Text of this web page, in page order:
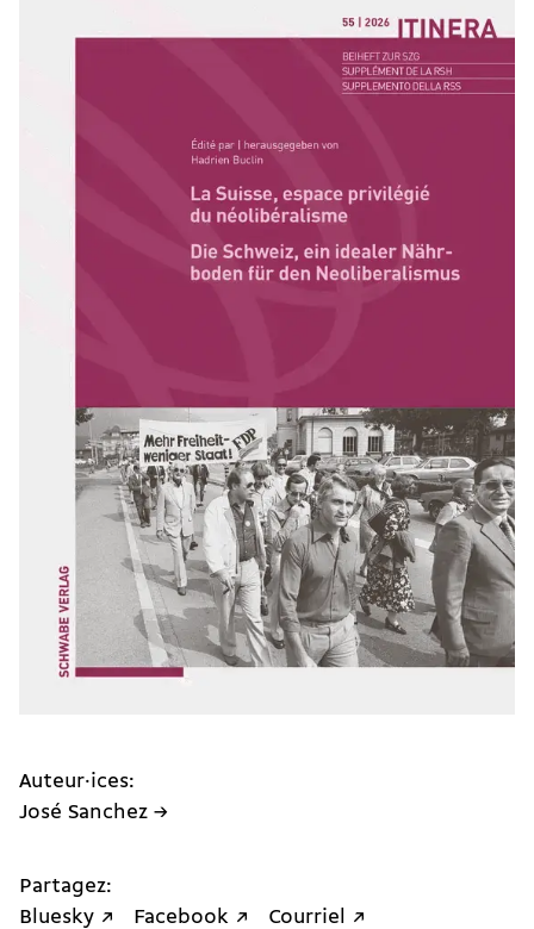
Auteur·ices:
José Sanchez →
Partagez:
Bluesky ↗
Facebook ↗ Courriel ↗